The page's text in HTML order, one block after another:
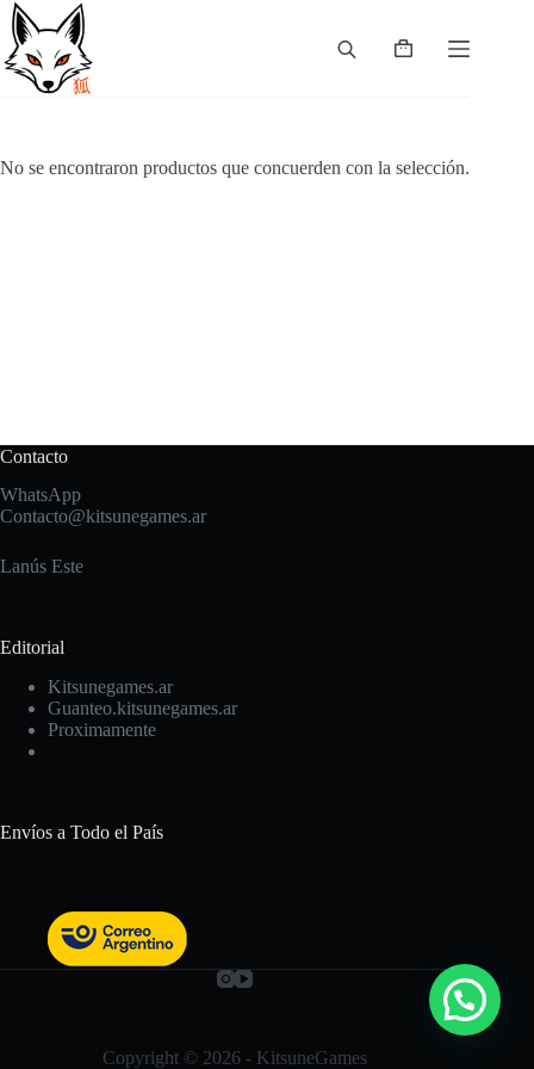
Skip
to
content
Shopping
No se encontraron productos que concuerden con la selección.
Contacto
WhatsApp
Contacto@kitsunegames.ar
Lanús Este
Editorial
Kitsunegames.ar
Guanteo.kitsunegames.ar
Proximamente
Envíos a Todo el País
Copyright © 2026 - KitsuneGames